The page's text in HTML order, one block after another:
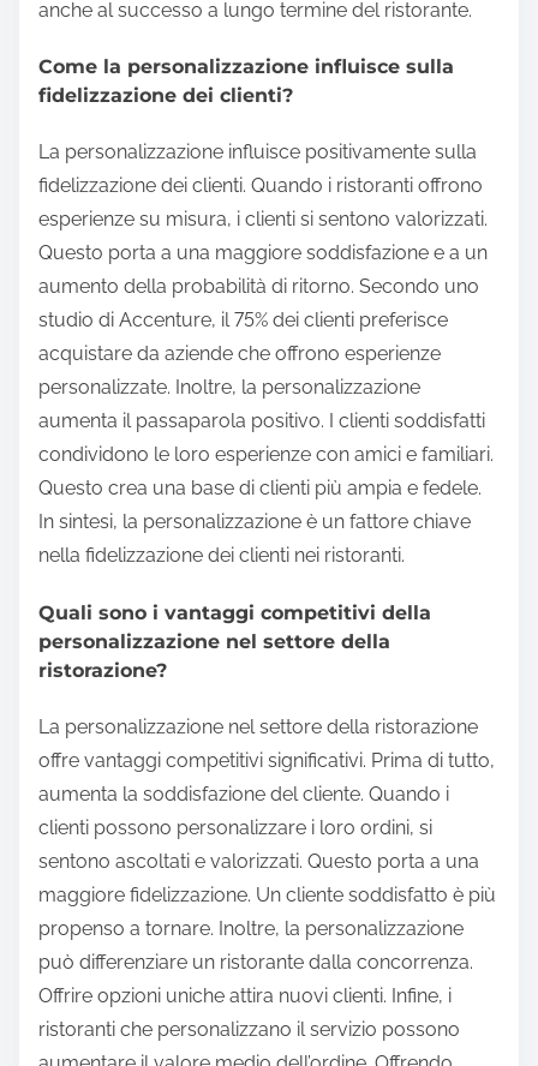
anche al successo a lungo termine del ristorante.
Come la personalizzazione influisce sulla
fidelizzazione dei clienti?
La personalizzazione influisce positivamente sulla
fidelizzazione dei clienti. Quando i ristoranti offrono
esperienze su misura, i clienti si sentono valorizzati.
Questo porta a una maggiore soddisfazione e a un
aumento della probabilità di ritorno. Secondo uno
studio di Accenture, il 75% dei clienti preferisce
acquistare da aziende che offrono esperienze
personalizzate. Inoltre, la personalizzazione
aumenta il passaparola positivo. I clienti soddisfatti
condividono le loro esperienze con amici e familiari.
Questo crea una base di clienti più ampia e fedele.
In sintesi, la personalizzazione è un fattore chiave
nella fidelizzazione dei clienti nei ristoranti.
Quali sono i vantaggi competitivi della
personalizzazione nel settore della
ristorazione?
La personalizzazione nel settore della ristorazione
offre vantaggi competitivi significativi. Prima di tutto,
aumenta la soddisfazione del cliente. Quando i
clienti possono personalizzare i loro ordini, si
sentono ascoltati e valorizzati. Questo porta a una
maggiore fidelizzazione. Un cliente soddisfatto è più
propenso a tornare. Inoltre, la personalizzazione
può differenziare un ristorante dalla concorrenza.
Offrire opzioni uniche attira nuovi clienti. Infine, i
ristoranti che personalizzano il servizio possono